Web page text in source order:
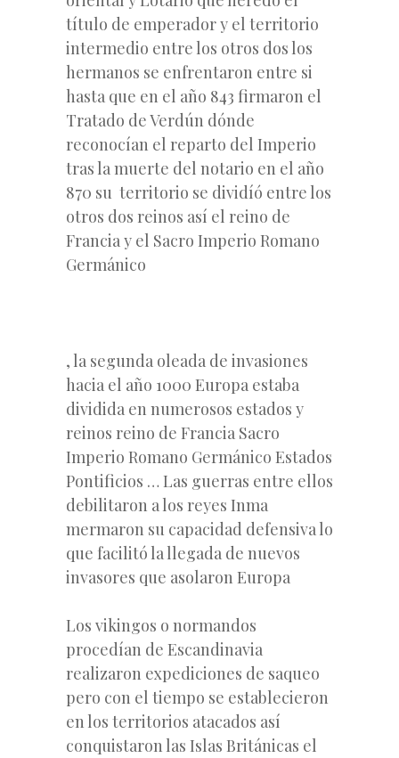
título de emperador y el territorio
intermedio entre los otros dos los
hermanos se enfrentaron entre si
hasta que en el año 843 firmaron el
Tratado de Verdún dónde
reconocían el reparto del Imperio
tras la muerte del notario en el año
870 su territorio se dividíó entre los
otros dos reinos así el reino de
Francia y el Sacro Imperio Romano
Germánico
, la segunda oleada de invasiones
hacia el año 1000 Europa estaba
dividida en numerosos estados y
reinos reino de Francia Sacro
Imperio Romano Germánico Estados
Pontificios … Las guerras entre ellos
debilitaron a los reyes Inma
mermaron su capacidad defensiva lo
que facilitó la llegada de nuevos
invasores que asolaron Europa
Los vikingos o normandos
procedían de Escandinavia
realizaron expediciones de saqueo
pero con el tiempo se establecieron
en los territorios atacados así
conquistaron las Islas Británicas el